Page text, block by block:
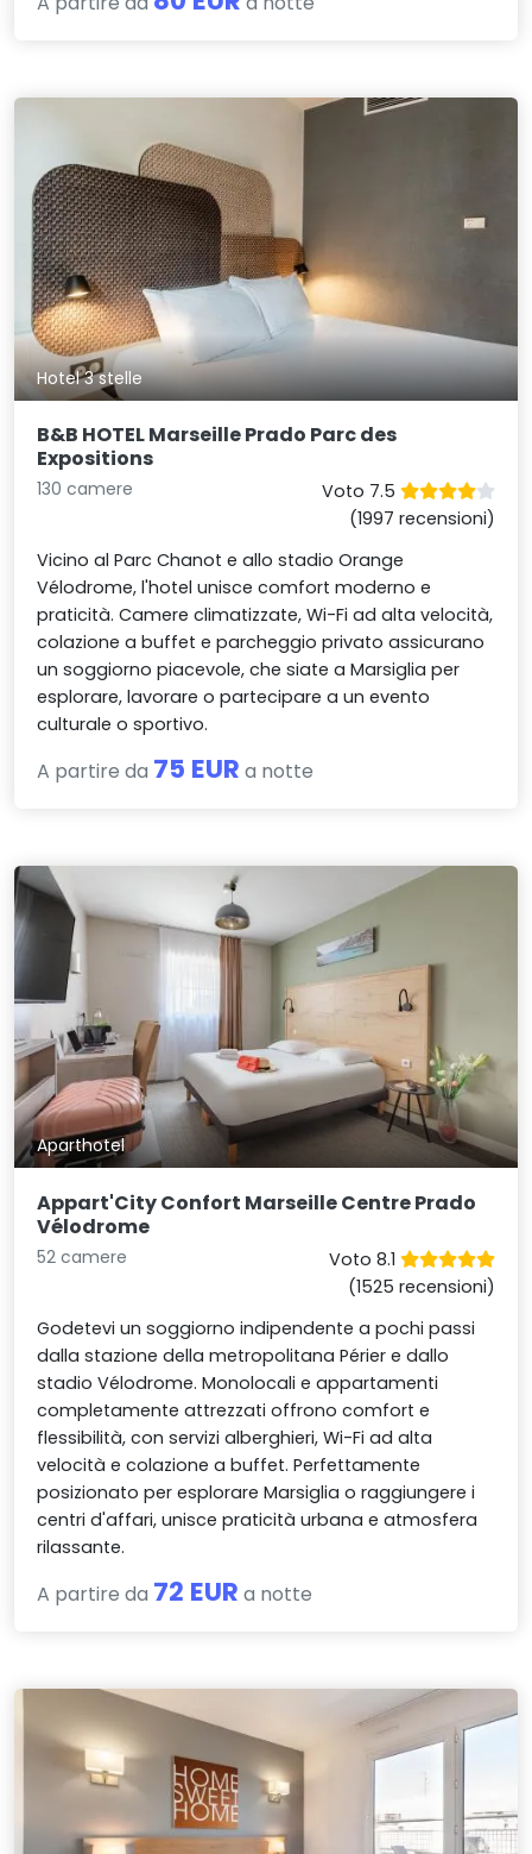
Hotel 3 stelle
B&B HOTEL Marseille Prado Parc des
Expositions
130 camere
Voto 7.5
(1997 recensioni)
Vicino al Parc Chanot e allo stadio Orange
Vélodrome, l'hotel unisce comfort moderno e
praticità. Camere climatizzate, Wi-Fi ad alta velocità,
colazione a buffet e parcheggio privato assicurano
un soggiorno piacevole, che siate a Marsiglia per
esplorare, lavorare o partecipare a un evento
culturale o sportivo.
A partire da 75 EUR a notte
Aparthotel
Appart'City Confort Marseille Centre Prado
Vélodrome
52 camere
Voto 8.1
(1525 recensioni)
Godetevi un soggiorno indipendente a pochi passi
dalla stazione della metropolitana Périer e dallo
stadio Vélodrome. Monolocali e appartamenti
completamente attrezzati offrono comfort e
flessibilità, con servizi alberghieri, Wi-Fi ad alta
velocità e colazione a buffet. Perfettamente
posizionato per esplorare Marsiglia o raggiungere i
centri d'affari, unisce praticità urbana e atmosfera
rilassante.
A partire da 72 EUR a notte